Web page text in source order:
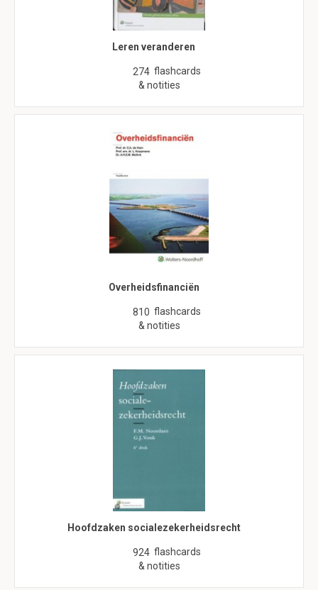
Leren veranderen
274 flashcards
& notities
Overheidsfinanciën
810 flashcards
& notities
Hoofdzaken socialezekerheidsrecht
924 flashcards
& notities